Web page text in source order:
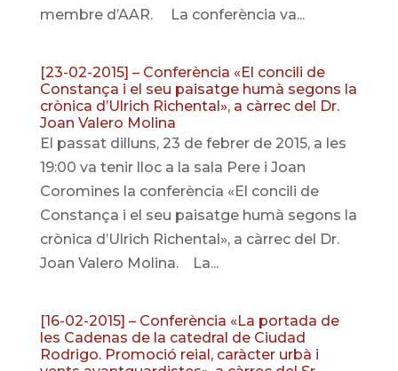
membre d’AAR. La conferència va...
[23-02-2015] – Conferència «El concili de
Constança i el seu paisatge humà segons la
crònica d’Ulrich Richental», a càrrec del Dr.
Joan Valero Molina
El passat dilluns, 23 de febrer de 2015, a les
19:00 va tenir lloc a la sala Pere i Joan
Coromines la conferència «El concili de
Constança i el seu paisatge humà segons la
crònica d’Ulrich Richental», a càrrec del Dr.
Joan Valero Molina. La...
[16-02-2015] – Conferència «La portada de
les Cadenas de la catedral de Ciudad
Rodrigo. Promoció reial, caràcter urbà i